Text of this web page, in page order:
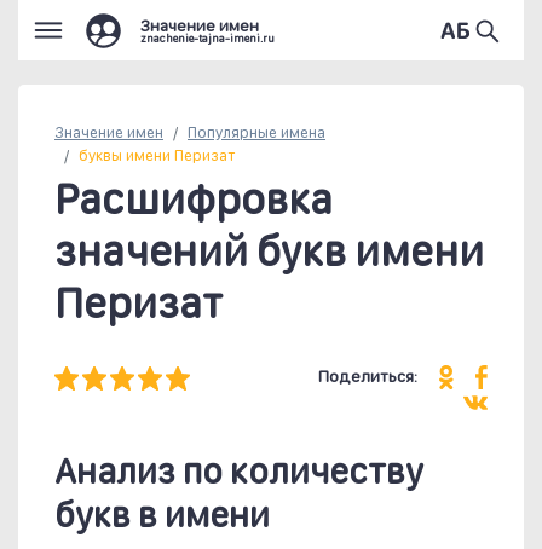
Значение имен
znachenie-tajna-imeni.ru
Значение имен Популярные имена
буквы имени Перизат
Расшифровка
значений букв имени
Перизат
Поделиться:
Анализ по количеству
букв в имени